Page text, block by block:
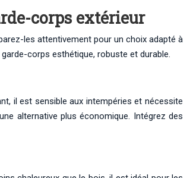
corps extérieur
les attentivement pour un choix adapté à
corps esthétique, robuste et durable.
il est sensible aux intempéries et nécessite
alternative plus économique. Intégrez des